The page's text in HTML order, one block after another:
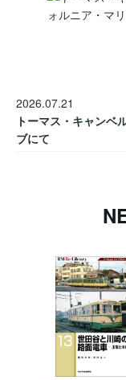
2026.07.21
トーマス・キャンベ
ブにて